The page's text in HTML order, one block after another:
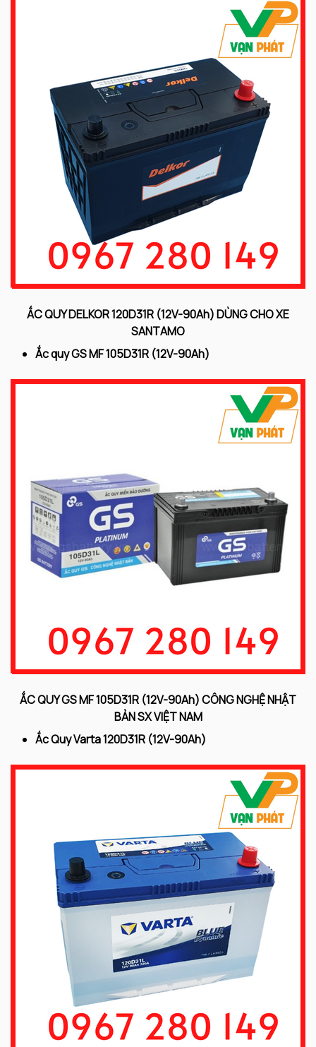
ẮC QUY DELKOR 120D31R (12V-90Ah) DÙNG CHO XE
SANTAMO
Ắc quy GS MF 105D31R (12V-90Ah)
ẮC QUY GS MF 105D31R (12V-90Ah) CÔNG NGHỆ NHẬT
BẢN SX VIỆT NAM
Ắc Quy Varta 120D31R (12V-90Ah)